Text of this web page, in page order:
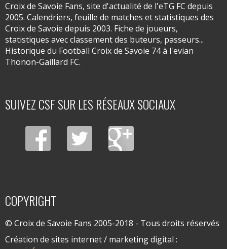
Croix de Savoie Fans, site d'actualité de l'eTG FC depuis
2005. Calendriers, feuille de matches et statistiques des
Croix de Savoie depuis 2003. Fiche de joueurs,
statistiques avec classement des buteurs, passeurs...
Historique du Football Croix de Savoie 74 à l'evian
Thonon-Gaillard FC.
SUIVEZ CSF SUR LES RÉSEAUX SOCIAUX
COPYRIGHT
© Croix de Savoie Fans 2005-2018 - Tous droits réservés
Création de sites internet / marketing digital :